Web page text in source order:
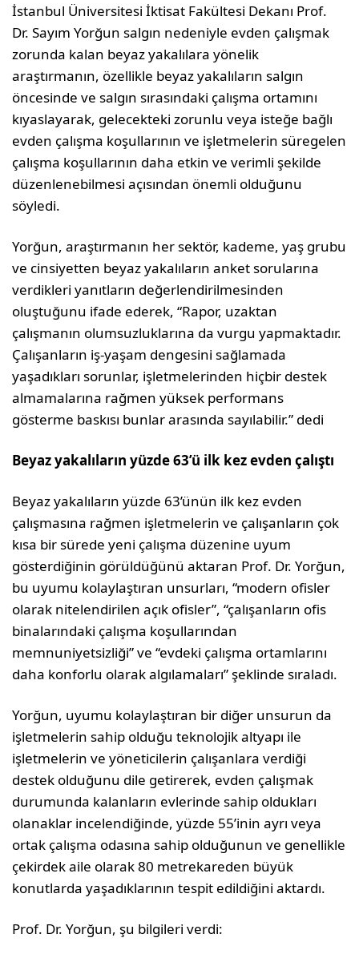
İstanbul Üniversitesi İktisat Fakültesi Dekanı Prof.
Dr. Sayım Yorğun salgın nedeniyle evden çalışmak
zorunda kalan beyaz yakalılara yönelik
araştırmanın, özellikle beyaz yakalıların salgın
öncesinde ve salgın sırasındaki çalışma ortamını
kıyaslayarak, gelecekteki zorunlu veya isteğe bağlı
evden çalışma koşullarının ve işletmelerin süregelen
çalışma koşullarının daha etkin ve verimli şekilde
düzenlenebilmesi açısından önemli olduğunu
söyledi.
Yorğun, araştırmanın her sektör, kademe, yaş grubu
ve cinsiyetten beyaz yakalıların anket sorularına
verdikleri yanıtların değerlendirilmesinden
oluştuğunu ifade ederek, “Rapor, uzaktan
çalışmanın olumsuzluklarına da vurgu yapmaktadır.
Çalışanların iş-yaşam dengesini sağlamada
yaşadıkları sorunlar, işletmelerinden hiçbir destek
almamalarına rağmen yüksek performans
gösterme baskısı bunlar arasında sayılabilir.” dedi
Beyaz yakalıların yüzde 63’ü ilk kez evden çalıştı
Beyaz yakalıların yüzde 63’ünün ilk kez evden
çalışmasına rağmen işletmelerin ve çalışanların çok
kısa bir sürede yeni çalışma düzenine uyum
gösterdiğinin görüldüğünü aktaran Prof. Dr. Yorğun,
bu uyumu kolaylaştıran unsurları, “modern ofisler
olarak nitelendirilen açık ofisler”, “çalışanların ofis
binalarındaki çalışma koşullarından
memnuniyetsizliği” ve “evdeki çalışma ortamlarını
daha konforlu olarak algılamaları” şeklinde sıraladı.
Yorğun, uyumu kolaylaştıran bir diğer unsurun da
işletmelerin sahip olduğu teknolojik altyapı ile
işletmelerin ve yöneticilerin çalışanlara verdiği
destek olduğunu dile getirerek, evden çalışmak
durumunda kalanların evlerinde sahip oldukları
olanaklar incelendiğinde, yüzde 55’inin ayrı veya
ortak çalışma odasına sahip olduğunun ve genellikle
çekirdek aile olarak 80 metrekareden büyük
konutlarda yaşadıklarının tespit edildiğini aktardı.
Prof. Dr. Yorğun, şu bilgileri verdi: